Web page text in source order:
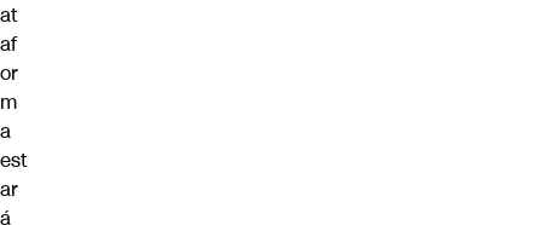
at
af
or
m
a
est
ar
á